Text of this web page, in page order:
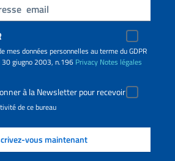
mes données personnelles au terme du GDPR
giugno 2003, n.196 Privacy Notes légales
à la Newsletter pour recevoir
de ce bureau